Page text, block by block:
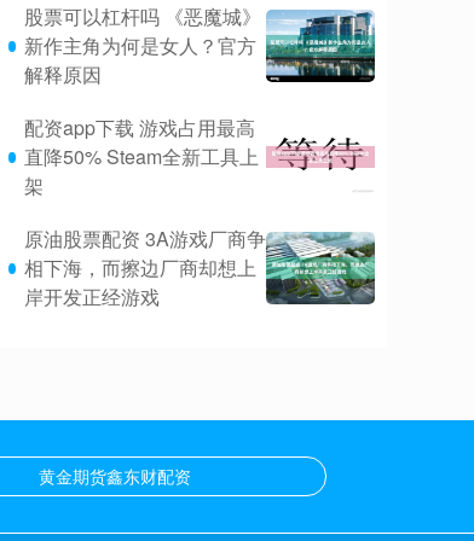
股票可以杠杆吗 《恶魔城》
新作主角为何是女人？官方
解释原因
配资app下载 游戏占用最高
直降50% Steam全新工具上
架
原油股票配资 3A游戏厂商争
相下海，而擦边厂商却想上
岸开发正经游戏
黄金期货鑫东财配资